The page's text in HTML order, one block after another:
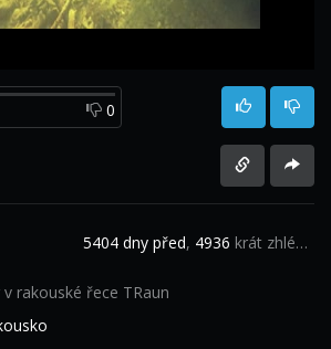
0
5404 dny před, 4936 krát zhlédnuto
rakouské řece TRaun